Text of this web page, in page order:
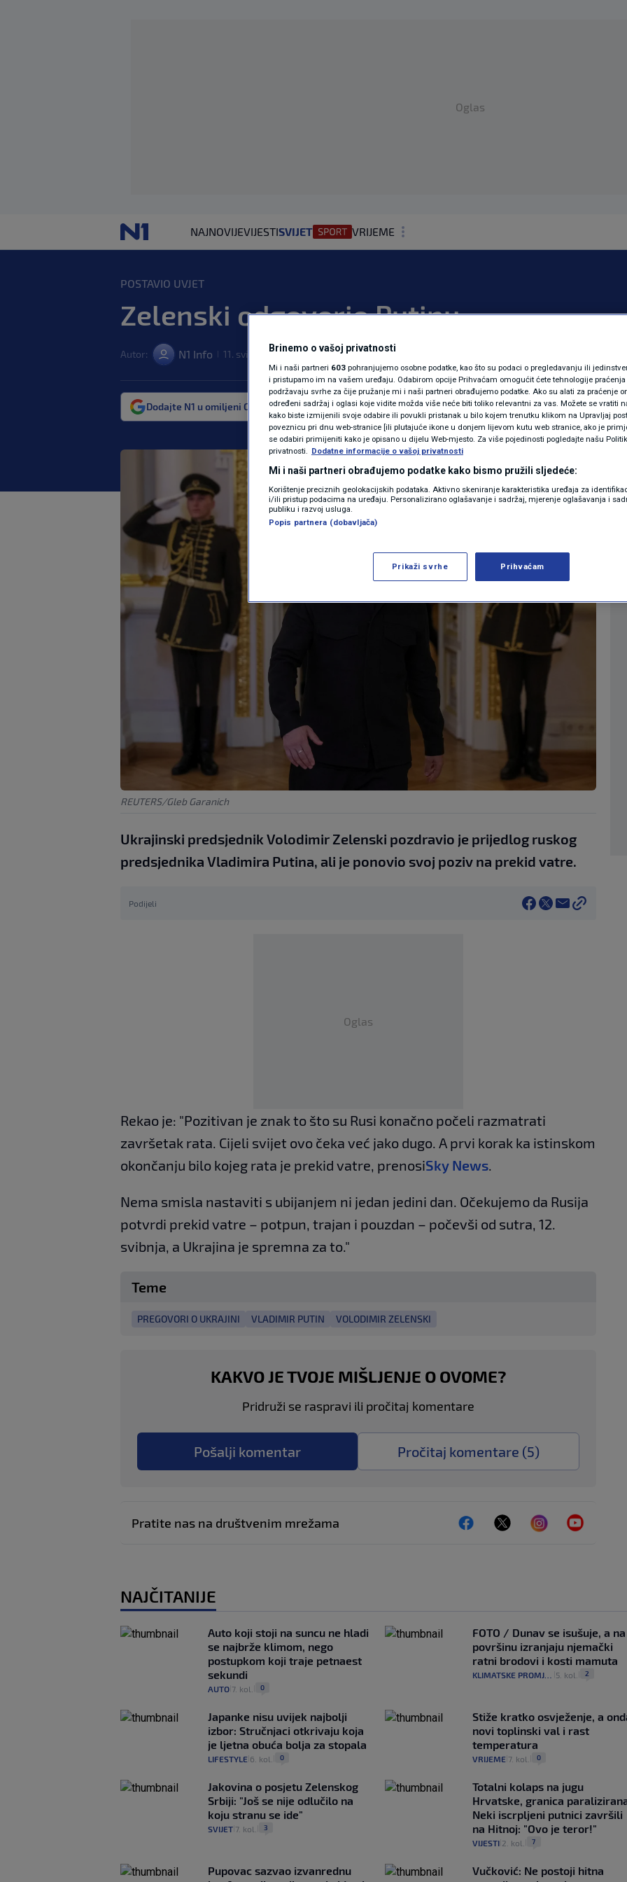
Oglas
NAJNOVIJEVIJESTISVIJET
VRIJEME
MAGAZIN
KOLUMNE
N1(DIS)INFO
KLIMATSKE PROMJENE
FOTO
VIDEO
POSTAVIO UVJET
Zelenski odgovorio Putinu
Autor: N1 Info 11. svi. 2025. 10:58 | SVIJET | 5 komentara
Dodajte N1 u omiljeni Google izvor Više
REUTERS/Gleb Garanich
Ukrajinski predsjednik Volodimir Zelenski pozdravio je prijedlog ruskog
predsjednika Vladimira Putina, ali je ponovio svoj poziv na prekid vatre.
Podijeli
Oglas
Rekao je: "Pozitivan je znak to što su Rusi konačno počeli razmatrati
završetak rata. Cijeli svijet ovo čeka već jako dugo. A prvi korak ka istinskom
okončanju bilo kojeg rata je prekid vatre, prenosiSky News
Nema smisla nastaviti s ubijanjem ni jedan jedini dan. Očekujemo da Rusija
potvrdi prekid vatre – potpun, trajan i pouzdan – počevši od sutra, 12.
svibnja, a Ukrajina je spremna za to."
Teme
PREGOVORI O UKRAJINI VLADIMIR PUTIN VOLODIMIR ZELENSKI
KAKVO JE TVOJE MIŠLJENJE O OVOME?
Pridruži se raspravi ili pročitaj komentare
Pošalji komentar Pročitaj komentare (5)
Pratite nas na društvenim mrežama
NAJČITANIJE
Auto koji stoji na suncu ne hladi
se najbrže klimom, nego
postupkom koji traje petnaest
sekundi
AUTO 7. kol. 0
FOTO / Dunav se isušuje, a na
površinu izranjaju njemački
ratni brodovi i kosti mamuta
KLIMATSKE PROMJENE 5. kol. 2
Japanke nisu uvijek najbolji
izbor: Stručnjaci otkrivaju koja
je ljetna obuća bolja za stopala
LIFESTYLE 6. kol. 0
Stiže kratko osvježenje, a
novi toplinski val i rast
temperatura
VRIJEME| 7. kol. 0
Jakovina o posjetu Zelenskog
Srbiji: "Još se nije odlučilo na
koju stranu se ide"
SVIJET 7. kol. 3
Totalni kolaps na jugu
Hrvatske, granica
Neki iscrpljeni putnici završili
na Hitnoj: "Ovo je teror!"
VIJESTI| 2. kol. 7
Pupovac sazvao izvanrednu
Vučković: Ne postoji hitna
Brinemo o vašoj privatnosti
Mi i naši partneri 603 pohranjujemo osobne podatke, kao što su podaci o pregledavanju ili
i pristupamo im na vašem uređaju. Odabirom opcije Prihvaćam omogućit ćete tehnologije praćenja
podržavaju svrhe za čije pružanje mi i naši partneri obrađujemo podatke. Ako su alati za praćenje
određeni sadržaj i oglasi koje vidite možda više neće biti toliko relevantni za vas. Možete se vratiti
kako biste izmijenili svoje odabire ili povukli pristanak u bilo kojem trenutku klikom na Upravljaj
poveznicu pri dnu web-stranice [ili plutajuće ikone u donjem lijevom kutu web stranice, ako je
se odabiri primijeniti kako je opisano u dijelu Web-mjesto. Za više pojedinosti pogledajte našu
privatnosti. Dodatne informacije o vašoj privatnosti
Mi i naši partneri obrađujemo podatke kako bismo pružili sljedeće:
Korištenje preciznih geolokacijskih podataka. Aktivno skeniranje karakteristika uređaja za
i/ili pristup podacima na uređaju. Personalizirano oglašavanje i sadržaj, mjerenje oglašavanja i
publiku i razvoj usluga.
Popis partnera (dobavljača)
Prikaži svrhe Prihvaćam